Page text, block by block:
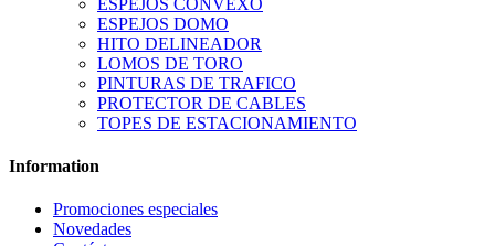
ESPEJOS DOMO
HITO DELINEADOR
LOMOS DE TORO
PINTURAS DE TRAFICO
PROTECTOR DE CABLES
TOPES DE ESTACIONAMIENTO
Information
Promociones especiales
Novedades